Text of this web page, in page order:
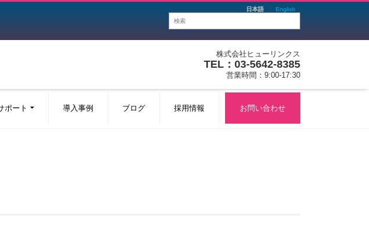
日本語 English
株式会社ヒューリンクス
TEL：03-5642-8385
営業時間：9:00-17:30
ポート 導入事例 ブログ 採用情報 お問い合わせ